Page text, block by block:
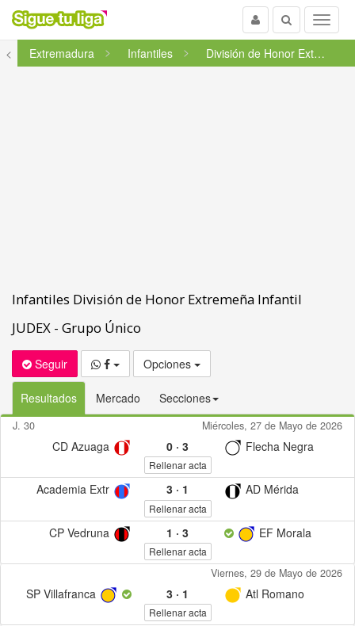
Menu
Buscar
Usuario
<
Extremadura Infantiles División de Honor Extremeña ...
Infantiles División de Honor Extremeña Infantil
JUDEX - Grupo Único
Seguir Opciones
Resultados Mercado Secciones
J. 30 Miércoles, 27 de Mayo de 2026
CD Azuaga 0· 3 Flecha Negra
Rellenar acta
Academia Extr 3· 1 AD Mérida
Rellenar acta
CP Vedruna 1 · 3 EF Morala
Rellenar acta
Viernes, 29 de Mayo de 2026
SP Villafranca 3· 1 Atl Romano
Rellenar acta